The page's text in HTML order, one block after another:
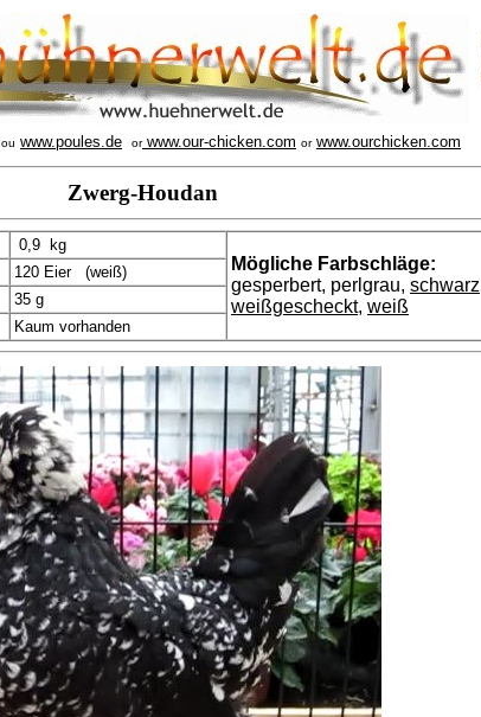
ou www.poules.de orwww.our-chicken.com or www.ourchicken.com
Zwerg-Houdan
0,9 kg
Mögliche Farbschläge:
gesperbert, perlgrau,
weißgescheckt, weiß
120 Eier (weiß)
35 g
Kaum vorhanden